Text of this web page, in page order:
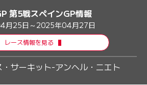
第5戦スペインGP情報
月25日～2025年04月27日
レース情報を見る
・サーキット-アンヘル・ニエト